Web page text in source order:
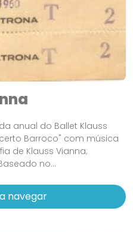
anual do Ballet Klauss
Barroco" com música
de Klauss Vianna;
no...
navegar